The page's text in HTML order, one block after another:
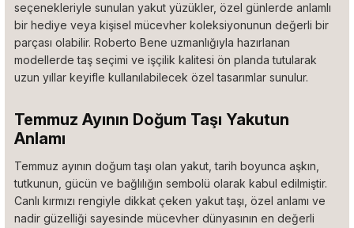
seçenekleriyle sunulan yakut yüzükler, özel günlerde anlamlı
bir hediye veya kişisel mücevher koleksiyonunun değerli bir
parçası olabilir. Roberto Bene uzmanlığıyla hazırlanan
modellerde taş seçimi ve işçilik kalitesi ön planda tutularak
uzun yıllar keyifle kullanılabilecek özel tasarımlar sunulur.
Temmuz Ayının Doğum Taşı Yakutun
Anlamı
Temmuz ayının doğum taşı olan yakut, tarih boyunca aşkın,
tutkunun, gücün ve bağlılığın sembolü olarak kabul edilmiştir.
Canlı kırmızı rengiyle dikkat çeken yakut taşı, özel anlamı ve
nadir güzelliği sayesinde mücevher dünyasının en değerli